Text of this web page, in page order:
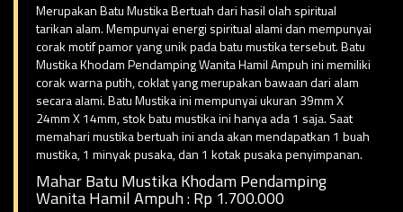
Merupakan Batu Mustika Bertuah dari hasil olah spiritual
tarikan alam. Mempunyai energi spiritual alami dan mempunyai
corak motif pamor yang unik pada batu mustika tersebut. Batu
Mustika Khodam Pendamping Wanita Hamil Ampuh ini memiliki
corak warna putih, coklat yang merupakan bawaan dari alam
secara alami. Batu Mustika ini mempunyai ukuran 39mm X
24mm X 14mm, stok batu mustika ini hanya ada 1 saja. Saat
memahari mustika bertuah ini anda akan mendapatkan 1 buah
mustika, 1 minyak pusaka, dan 1 kotak pusaka penyimpanan.
Mahar Batu Mustika Khodam Pendamping
Wanita Hamil Ampuh : Rp 1.700.000